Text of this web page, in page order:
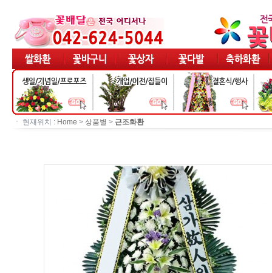
ㆍ 현재위치 : Home > 상품별 > 근조화환